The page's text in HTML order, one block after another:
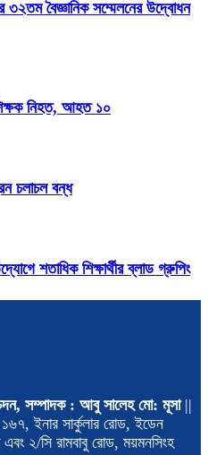
৩২তম বৈজ্ঞানিক সম্মেলনের উদ্বোধন
শিক্ষক নিহত, আহত ১০
চলাচল বন্ধ
শতাধিক শিক্ষার্থীর ব্লাড গ্রুপিং
সম্পাদক : আবু সালেহ মো: মূসা||
১৬৭, ইনার সার্কুলার রোড, ইডেন
২/সি রামবাবু রোড, ময়মনসিংহ